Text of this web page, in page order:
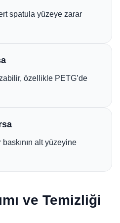
spatula yüzeye zarar
özellikle PETG’de
alt yüzeyine
ve Temizliği